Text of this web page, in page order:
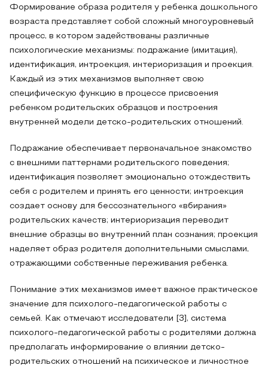
Формирование образа родителя у ребенка дошкольного
возраста представляет собой сложный многоуровневый
процесс, в котором задействованы различные
психологические механизмы: подражание (имитация),
идентификация, интроекция, интериоризация и проекция.
Каждый из этих механизмов выполняет свою
специфическую функцию в процессе присвоения
ребенком родительских образцов и построения
внутренней модели детско-родительских отношений.
Подражание обеспечивает первоначальное знакомство
с внешними паттернами родительского поведения;
идентификация позволяет эмоционально отождествить
себя с родителем и принять его ценности; интроекция
создает основу для бессознательного «вбирания»
родительских качеств; интериоризация переводит
внешние образцы во внутренний план сознания; проекция
наделяет образ родителя дополнительными смыслами,
отражающими собственные переживания ребенка.
Понимание этих механизмов имеет важное практическое
значение для психолого-педагогической работы с
семьей. Как отмечают исследователи [3], система
психолого-педагогической работы с родителями должна
предполагать информирование о влиянии детско-
родительских отношений на психическое и личностное